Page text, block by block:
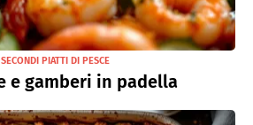
SECONDI PIATTI DI PESCE
e gamberi in padella